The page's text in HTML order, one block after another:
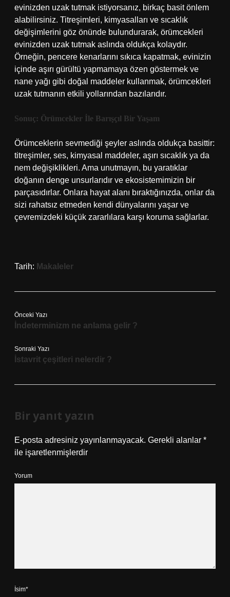
evinizden uzak tutmak istiyorsanız, birkaç basit önlem
alabilirsiniz. Titreşimleri, kimyasalları ve sıcaklık
değişimlerini göz önünde bulundurarak, örümcekleri
evinizden uzak tutmak aslında oldukça kolaydır.
Örneğin, pencere kenarlarını sıkıca kapatmak, evinizin
içinde aşırı gürültü yapmamaya özen göstermek ve
nane yağı gibi doğal maddeler kullanmak, örümcekleri
uzak tutmanın etkili yollarından bazılarıdır.
Sonuç: Örümcekler İle Barışçıl Bir Yaşam
Örümceklerin sevmediği şeyler aslında oldukça basittir:
titreşimler, ses, kimyasal maddeler, aşırı sıcaklık ya da
nem değişiklikleri. Ama unutmayın, bu yaratıklar
doğanın denge unsurlarıdır ve ekosistemimizin bir
parçasıdırlar. Onlara hayat alanı bıraktığınızda, onlar da
sizi rahatsız etmeden kendi dünyalarını yaşar ve
çevremizdeki küçük zararlılara karşı koruma sağlarlar.
Tarih: Makaleler
Önceki Yazı
İndeterminizm ne anlama gelir ?
Sonraki Yazı
İstavrit çeşitleri nelerdir ?
Bir yanıt yazın
E-posta adresiniz yayınlanmayacak. Gerekli alanlar *
ile işaretlenmişlerdir
Yorum
İsim*